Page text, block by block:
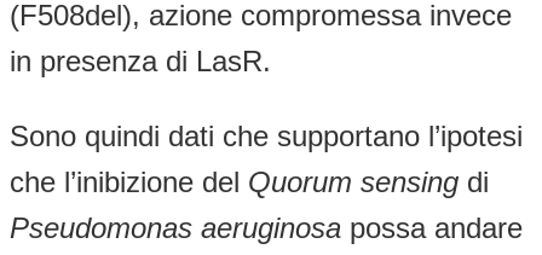
(F508del), azione compromessa invece
in presenza di LasR.
Sono quindi dati che supportano l’ipotesi
che l’inibizione del Quorum sensing di
Pseudomonas aeruginosa possa andare